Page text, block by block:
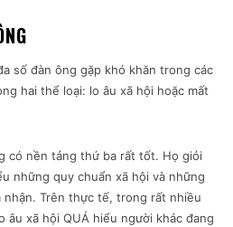
số đàn ông gặp khó khăn trong các
hai thể loại: lo âu xã hội hoặc mất
có nền tảng thứ ba rất tốt. Họ giỏi
những quy chuẩn xã hội và những
Trên thực tế, trong rất nhiều
âu xã hội QUÁ hiểu người khác đang